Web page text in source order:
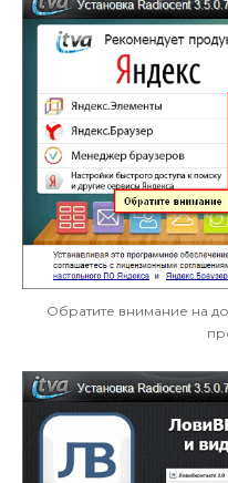
Обратите внимание на